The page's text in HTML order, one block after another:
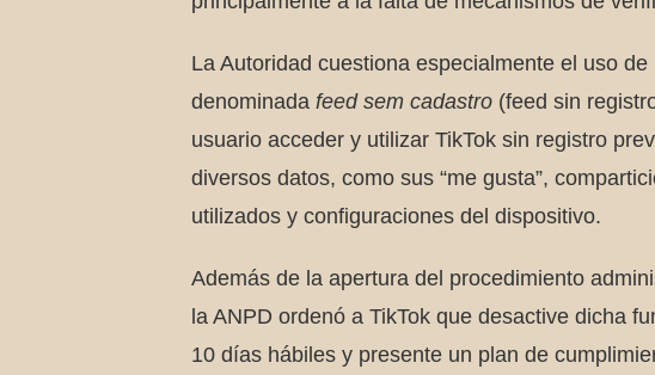
La Autoridad cuestiona especialmente el uso de
denominada feed sem cadastro (feed sin
usuario acceder y utilizar TikTok sin registro
diversos datos, como sus “me gusta”,
utilizados y configuraciones del dispositivo.
Además de la apertura del procedimiento
la ANPD ordenó a TikTok que desactive dicha
10 días hábiles y presente un plan de